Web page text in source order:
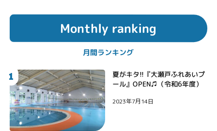
Monthly ranking
月間ランキング
1 夏がキタ!!『大瀬戸ふれあいプ
ール』OPEN♫（令和6年度）
2023年7月14日